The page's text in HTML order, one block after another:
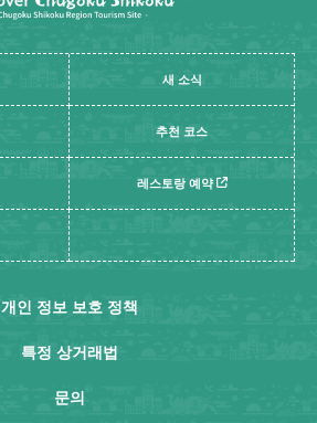
새 소식
추천 코스
레스토랑 예약
개인 정보 보호 정책
특정 상거래법
문의